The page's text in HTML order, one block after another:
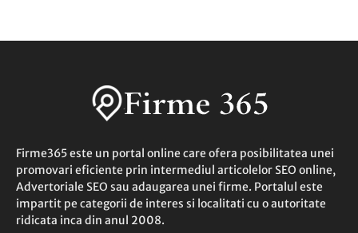
Firme365 este un portal online care ofera posibilitatea unei
promovari eficiente prin intermediul articolelor SEO online,
Advertoriale SEO sau adaugarea unei firme. Portalul este
impartit pe categorii de interes si localitati cu o autoritate
ridicata inca din anul 2008.